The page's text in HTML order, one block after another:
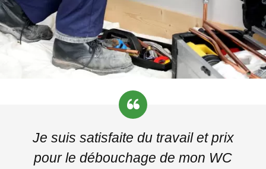
Je suis satisfaite du travail et prix
pour le débouchage de mon WC